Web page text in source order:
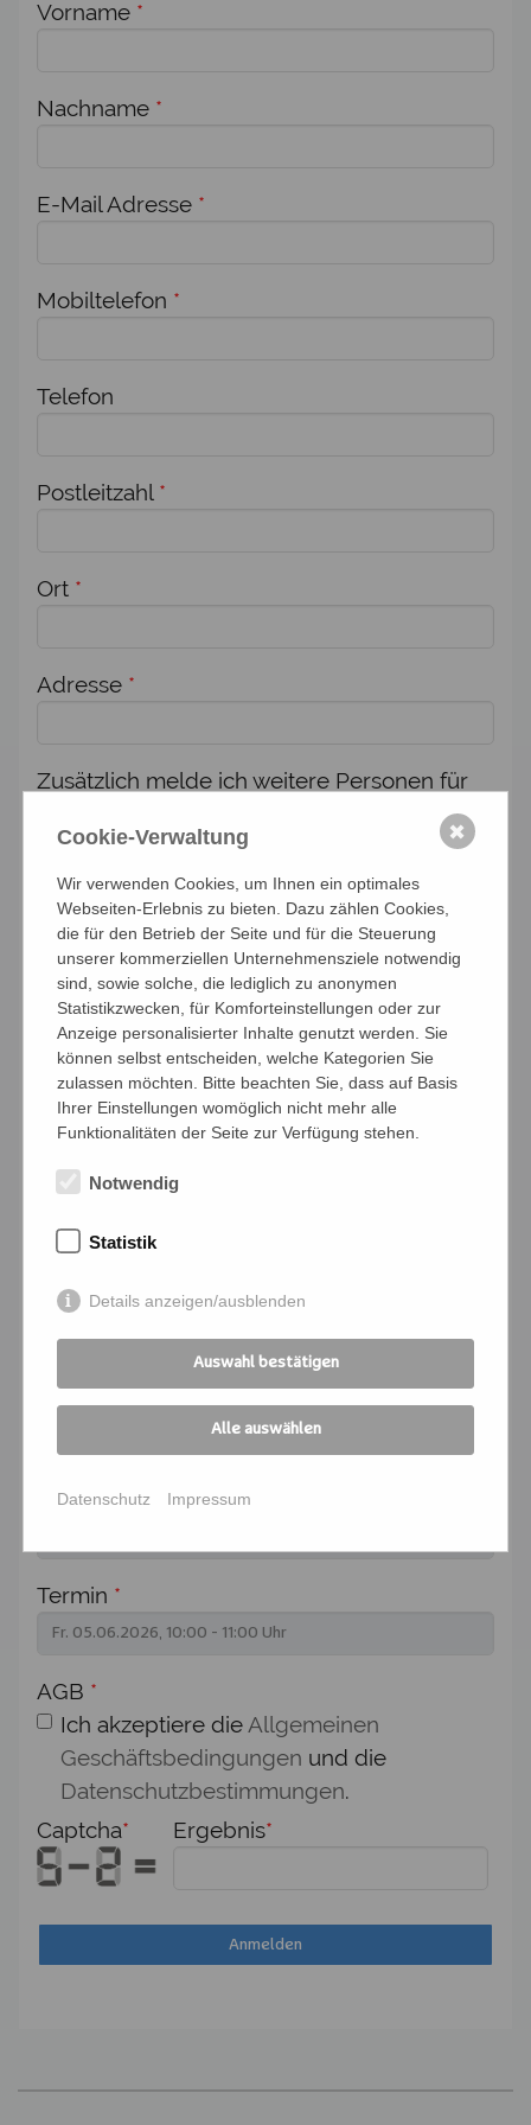
Vorname *
Nachname *
E-Mail Adresse *
Mobiltelefon *
Telefon
Postleitzahl *
Ort *
Adresse *
Zusätzlich melde ich weitere Personen für
Namen der Personen (Vor- und Nachname)
Bedingungen
Ich verpflichte mich, die Zahlung und
Kommunikation für die angemeldeten
Personen zu übernehmen
Ich melde mich für folgende
Kursnummer*
Seminartitel*
Kursort*
Termin *
AGB *
Ich akzeptiere die Allgemeinen
Geschäftsbedingungen und die
Datenschutzbestimmungen.
Captcha* Ergebnis*
Cookie-Verwaltung
Wir verwenden Cookies, um Ihnen ein optimales
Webseiten-Erlebnis zu bieten. Dazu zählen Cookies,
die für den Betrieb der Seite und für die Steuerung
unserer kommerziellen Unternehmensziele notwendig
sind, sowie solche, die lediglich zu anonymen
Statistikzwecken, für Komforteinstellungen oder zur
Anzeige personalisierter Inhalte genutzt werden. Sie
können selbst entscheiden, welche Kategorien Sie
zulassen möchten. Bitte beachten Sie, dass auf Basis
Ihrer Einstellungen womöglich nicht mehr alle
Funktionalitäten der Seite zur Verfügung stehen.
Notwendig
Statistik
Details anzeigen/ausblenden
Auswahl bestätigen
Alle auswählen
Datenschutz Impressum
✖